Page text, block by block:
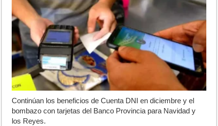
Continúan los beneficios de Cuenta DNI en diciembre y el
bombazo con tarjetas del Banco Provincia para Navidad y
los Reyes.